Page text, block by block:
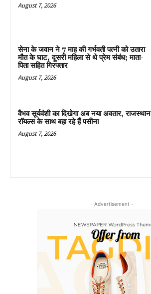
August 7, 2026
सेना के जवान ने 7 माह की गर्भवती पत्नी को उतारा
मौत के घाट, दूसरी महिला से थे प्रेम संबंध; माता-
पिता सहित गिरफ्तार
August 7, 2026
वैभव सूर्यवंशी का दिखेगा अब नया अवतार, राजस्थान
रॉयल्स के साथ बहा रहे हैं पसीना
August 7, 2026
- Advertisement -